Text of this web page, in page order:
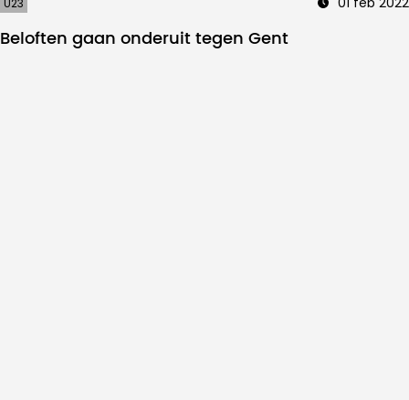
Beloften gaan onderuit tegen Gent